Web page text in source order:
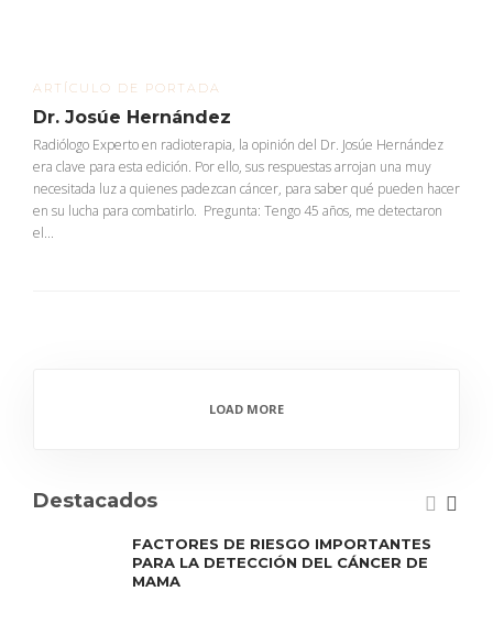
ARTÍCULO DE PORTADA
Dr. Josúe Hernández
Radiólogo Experto en radioterapia, la opinión del Dr. Josúe Hernández
era clave para esta edición. Por ello, sus respuestas arrojan una muy
necesitada luz a quienes padezcan cáncer, para saber qué pueden hacer
en su lucha para combatirlo. Pregunta: Tengo 45 años, me detectaron
el...
LOAD MORE
Destacados
FACTORES DE RIESGO IMPORTANTES
PARA LA DETECCIÓN DEL CÁNCER DE
MAMA